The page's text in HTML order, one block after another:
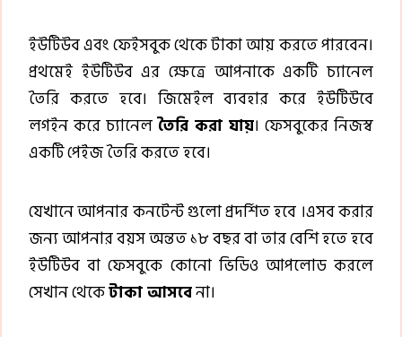
ইউটিউব এবং ফেইসবুক থেকে টাকা আয় করতে পারবেন।
প্রথমেই ইউটিউব এর ক্ষেত্রে আপনাকে একটি চ্যানেল
তৈরি করতে হবে। জিমেইল ব্যবহার করে ইউটিউবে
লগইন করে চ্যানেলতৈরি করা যায়। ফেসবুকের নিজস্ব
একটি পেইজ তৈরি করতে হবে।
যেখানে আপনার কনটেন্ট গুলো প্রদর্শিত হবে ।এসব করার
জন্য আপনার বয়স অন্তত ১৮ বছর বা তার বেশি হতে হবে
ইউটিউব বা ফেসবুকে কোনো ভিডিও আপলোড করলে
সেখান থেকেটাকা আসবেনা।